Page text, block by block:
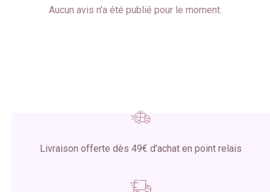
Aucun avis n'a été publié pour le moment.
Livraison offerte dès 49€ d'achat en point relais